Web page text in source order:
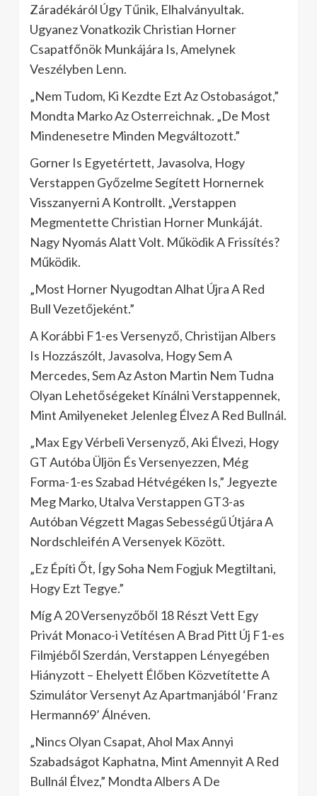
Záradékáról Úgy Tűnik, Elhalványultak.
Ugyanez Vonatkozik Christian Horner
Csapatfőnök Munkájára Is, Amelynek
Veszélyben Lenn.
„Nem Tudom, Ki Kezdte Ezt Az Ostobaságot,”
Mondta Marko Az Osterreichnak. „De Most
Mindenesetre Minden Megváltozott.”
Gorner Is Egyetértett, Javasolva, Hogy
Verstappen Győzelme Segített Hornernek
Visszanyerni A Kontrollt. „Verstappen
Megmentette Christian Horner Munkáját.
Nagy Nyomás Alatt Volt. Működik A Frissítés?
Működik.
„Most Horner Nyugodtan Alhat Újra A Red
Bull Vezetőjeként.”
A Korábbi F1-es Versenyző, Christijan Albers
Is Hozzászólt, Javasolva, Hogy Sem A
Mercedes, Sem Az Aston Martin Nem Tudna
Olyan Lehetőségeket Kínálni Verstappennek,
Mint Amilyeneket Jelenleg Élvez A Red Bullnál.
„Max Egy Vérbeli Versenyző, Aki Élvezi, Hogy
GT Autóba Üljön És Versenyezzen, Még
Forma-1-es Szabad Hétvégéken Is,” Jegyezte
Meg Marko, Utalva Verstappen GT3-as
Autóban Végzett Magas Sebességű Útjára A
Nordschleifén A Versenyek Között.
„Ez Építi Őt, Így Soha Nem Fogjuk Megtiltani,
Hogy Ezt Tegye.”
Míg A 20 Versenyzőből 18 Részt Vett Egy
Privát Monaco-i Vetítésen A Brad Pitt Új F1-es
Filmjéből Szerdán, Verstappen Lényegében
Hiányzott – Ehelyett Élőben Közvetítette A
Szimulátor Versenyt Az Apartmanjából ‘Franz
Hermann69’ Álnéven.
„Nincs Olyan Csapat, Ahol Max Annyi
Szabadságot Kaphatna, Mint Amennyit A Red
Bullnál Élvez,” Mondta Albers A De